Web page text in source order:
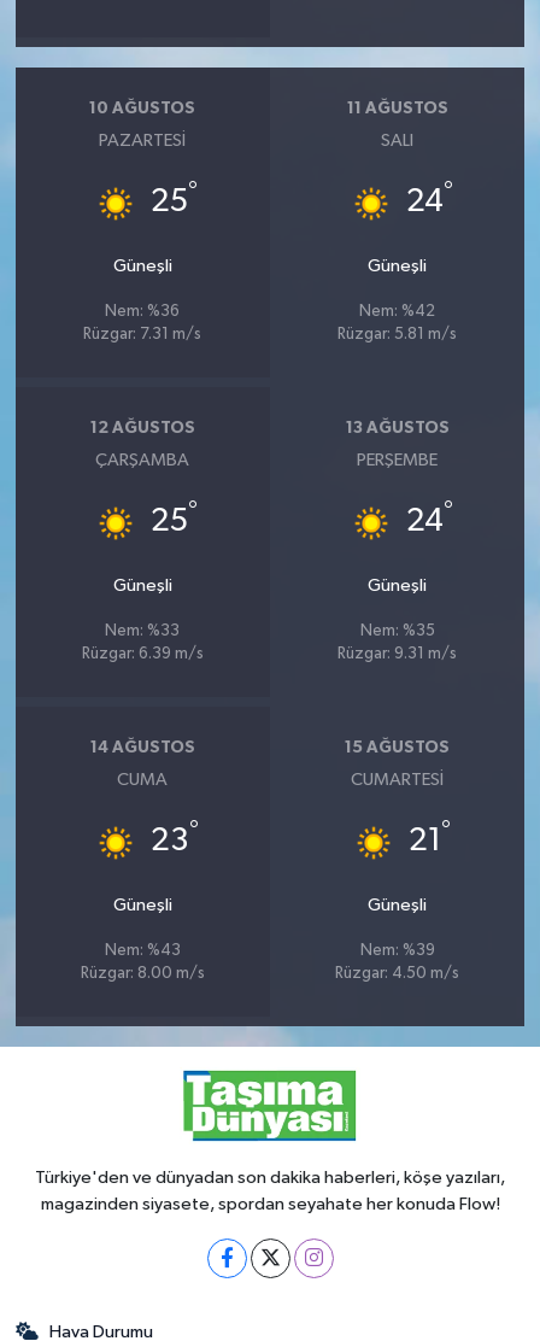
10 AĞUSTOS
PAZARTESI
25°
Güneşli
Nem: %36
Rüzgar: 7.31 m/s
11 AĞUSTOS
SALI
24°
Güneşli
Nem: %42
Rüzgar: 5.81 m/s
12 AĞUSTOS
ÇARŞAMBA
25°
Güneşli
Nem: %33
Rüzgar: 6.39 m/s
13 AĞUSTOS
PERŞEMBE
24°
Güneşli
Nem: %35
Rüzgar: 9.31 m/s
14 AĞUSTOS
CUMA
23°
Güneşli
Nem: %43
Rüzgar: 8.00 m/s
15 AĞUSTOS
CUMARTESI
21 °
Güneşli
Nem: %39
Rüzgar: 4.50 m/s
Türkiye'den ve dünyadan son dakika haberleri, köşe yazıları,
magazinden siyasete, spordan seyahate her konuda Flow!
Hava Durumu